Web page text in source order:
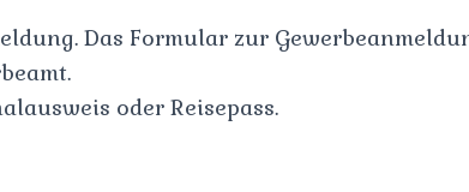
Das Formular zur
oder Reisepass.